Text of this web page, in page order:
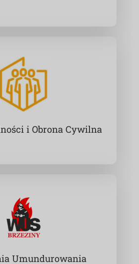
i Obrona Cywilna
Umundurowania